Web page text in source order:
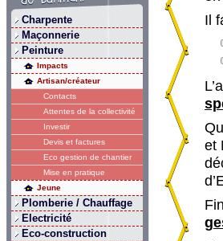
Charpente
Maçonnerie
Peinture
Impacts
Artisan/créateur
Contacts
Attentes de la collectivité
Investir
Devis et factures
Eco gestion de chantier
Mise en pratique
Jeune
Plomberie / Chauffage
Electricité
Eco-construction
Il
et